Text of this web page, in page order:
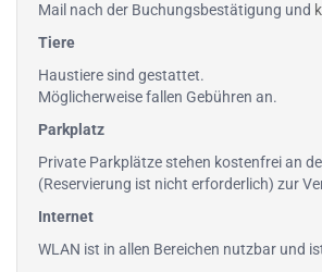
Mail nach der Buchungsbestätigung und
Tiere
Haustiere sind gestattet.
Möglicherweise fallen Gebühren an.
Parkplatz
Private Parkplätze stehen kostenfrei an
(Reservierung ist nicht erforderlich) zur
Internet
WLAN ist in allen Bereichen nutzbar und